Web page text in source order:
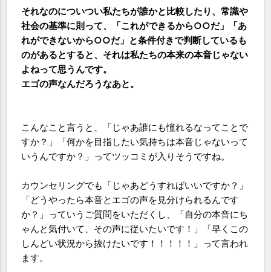
それなのについつい私たちが誰かと比較したり、常識や
社会の基準に則って、「これができるから○○だ」「あ
れができないから○○だ」と条件付きで判断しているも
のがあるとすると、それは私たちの本来の本音じゃない
よねって思うんです。
エゴの声なんだろうなあと。
こんなこと言うと、「じゃあ誰にも憧れるなってことで
すか？」「何かを目指したい気持ちは本音じゃないって
いうんですか？」ってツッコミが入りそうですね。
カウンセリングでも「じゃあどうすればいいですか？」
「どうやったら本音とエゴの声を見分けられるんです
か？」っていうご質問をいただくし、「自分の本音にち
ゃんと気付いて、その声に従いたいです！」「早くこの
しんどい状況から抜けたいです！！！！！」って言われ
ます。